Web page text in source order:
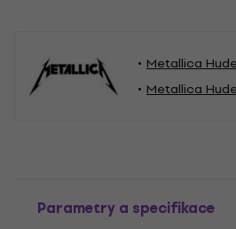
Metallica
Metallica
Parametry a specifikace